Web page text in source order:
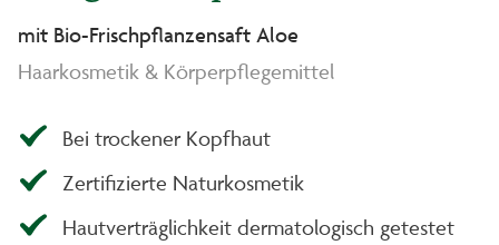
mit Bio-Frischpflanzensaft Aloe
Haarkosmetik & Körperpflegemittel
Bei trockener Kopfhaut
Zertifizierte Naturkosmetik
Hautverträglichkeit dermatologisch getestet